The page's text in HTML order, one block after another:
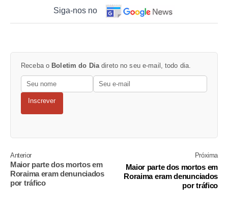
Siga-nos no
Receba o Boletim do Dia direto no seu e-mail, todo dia.
Inscrever
Anterior
Maior parte dos mortos em
Roraima eram denunciados
por tráfico
Próxima
Maior parte dos mortos em
Roraima eram denunciados
por tráfico